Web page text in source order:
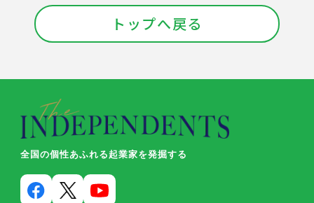
トップへ戻る
全国の個性あふれる起業家を発掘する